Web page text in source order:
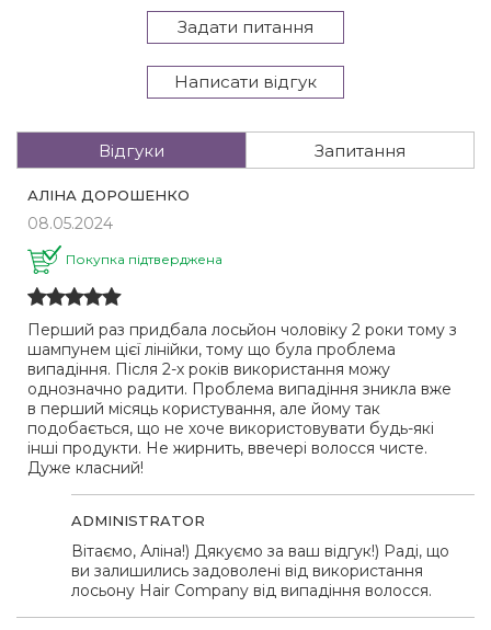
Задати питання
Написати відгук
Відгуки Запитання
АЛІНА ДОРОШЕНКО
08.05.2024
Покупка підтверджена
Перший раз придбала лосьйон чоловіку 2 роки тому з
шампунем цієї лінійки, тому що була проблема
випадіння. Після 2-х років використання можу
однозначно радити. Проблема випадіння зникла вже
в перший місяць користування, але йому так
подобається, що не хоче використовувати будь-які
інші продукти. Не жирнить, ввечері волосся чисте.
Дуже класний!
ADMINISTRATOR
Вітаємо, Аліна!) Дякуємо за ваш відгук!) Раді, що
ви залишились задоволені від використання
лосьону Hair Company від випадіння волосся.